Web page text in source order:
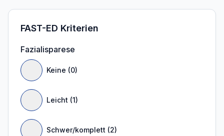
FAST-ED Kriterien
Fazialisparese
Keine (0)
Leicht (1)
Schwer/komplett (2)